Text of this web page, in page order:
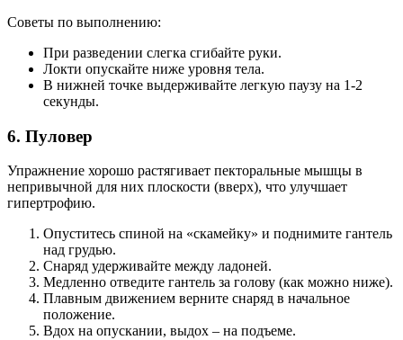
Советы по выполнению:
При разведении слегка сгибайте руки.
Локти опускайте ниже уровня тела.
В нижней точке выдерживайте легкую паузу на 1-2
секунды.
6. Пуловер
Упражнение хорошо растягивает пекторальные мышцы в
непривычной для них плоскости (вверх), что улучшает
гипертрофию.
Опуститесь спиной на «скамейку» и поднимите гантель
над грудью.
Снаряд удерживайте между ладоней.
Медленно отведите гантель за голову (как можно ниже).
Плавным движением верните снаряд в начальное
положение.
Вдох на опускании, выдох – на подъеме.